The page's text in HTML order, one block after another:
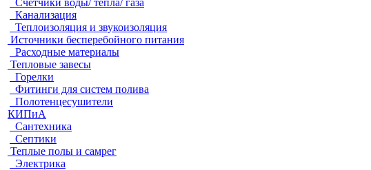
Счетчики воды/ тепла/ газа
Канализация
Теплоизоляция и звукоизоляция
Источники бесперебойного питания
Расходные материалы
Тепловые завесы
Горелки
Фитинги для систем полива
Полотенцесушители
КИПиА
Сантехника
Септики
Теплые полы и самрег
Электрика